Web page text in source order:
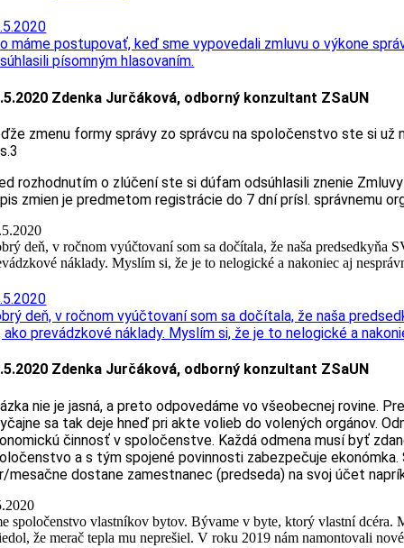
máme postupovať, keď sme vypovedali zmluvu o výkone
písomným hlasovaním.
Zdenka Jurčáková, odborný konzultant ZSaUN
zmenu formy správy zo správcu na spoločenstvo ste si
rozhodnutím o zlúčení ste si dúfam odsúhlasili znenie
zmien je predmetom registrácie do 7 dní prísl. správnemu
deň, v ročnom vyúčtovaní som sa dočítala, že naša
náklady. Myslím si, že je to nelogické a nakoniec aj
deň, v ročnom vyúčtovaní som sa dočítala, že naša
ako prevádzkové náklady. Myslím si, že je to nelogické a
Zdenka Jurčáková, odborný konzultant ZSaUN
nie je jasná, a preto odpovedáme vo všeobecnej rovine.
sa tak deje hneď pri akte volieb do volených orgánov.
činnosť v spoločenstve. Každá odmena musí byť
a s tým spojené povinnosti zabezpečuje
mesačne dostane zamestnanec (predseda) na svoj účet
spoločenstvo vlastníkov bytov. Bývame v byte, ktorý vlastní dcéra.
že merač tepla mu neprešiel. V roku 2019 nám namontovali